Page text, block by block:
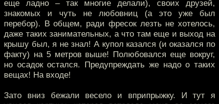
еще ладно – так многие делали), своих друзей,
знакомых и чуть не любовниц (а это уже был
перебор). В общем, ради фресок лезть не хотелось,
даже таких занимательных, а что там еще и выход на
крышу был, я не знал! А купол казался (и оказался по
факту) на 5 метров выше! Полюбовался еще вокруг,
но осадок остался. Предупреждать же надо о таких
вещах! На входе!
Зато вниз бежали весело и вприпрыжку. И тут я